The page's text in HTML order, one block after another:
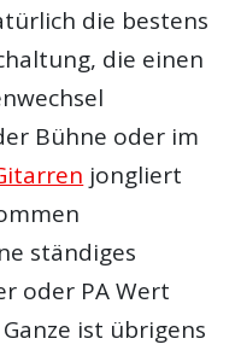
die bestens
die einen
Bühne oder im
jongliert
ständiges
oder PA Wert
ist übrigens